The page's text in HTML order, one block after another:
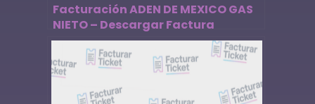
Facturación ADEN DE MEXICO GAS
NIETO – Descargar Factura